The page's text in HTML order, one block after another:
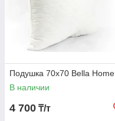
Подушка 70х70 Bella Home
В наличии
4 700 ₸/т